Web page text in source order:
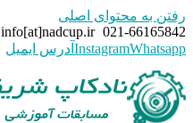
رفتن به محتوای اصلی
021-66165842
info[at]nadcup.ir
InstagramWhatsapp آدرس ایمیل